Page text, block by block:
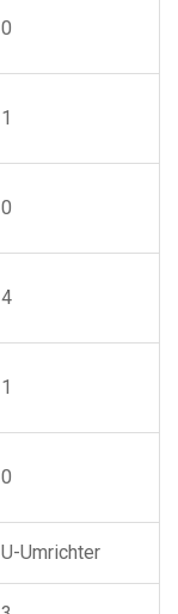
0
1
0
4
1
0
U-Umrichter